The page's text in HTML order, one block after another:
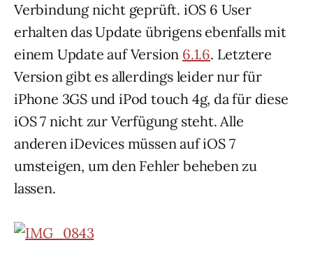
Verbindung nicht geprüft. iOS 6 User
erhalten das Update übrigens ebenfalls mit
einem Update auf Version 6.1.6. Letztere
Version gibt es allerdings leider nur für
iPhone 3GS und iPod touch 4g, da für diese
iOS 7 nicht zur Verfügung steht. Alle
anderen iDevices müssen auf iOS 7
umsteigen, um den Fehler beheben zu
lassen.